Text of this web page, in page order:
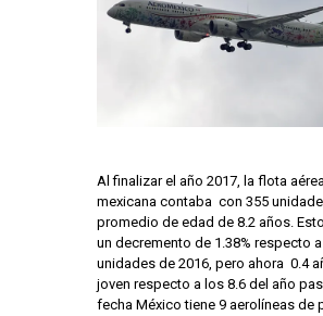
Al finalizar el año 2017, la flota
mexicana contaba con 355
promedio de edad de 8.2 años.
un decremento de 1.38% respecto
unidades de 2016, pero ahora 0.4
joven respecto a los 8.6 del año
fecha México tiene 9 aerolíneas de